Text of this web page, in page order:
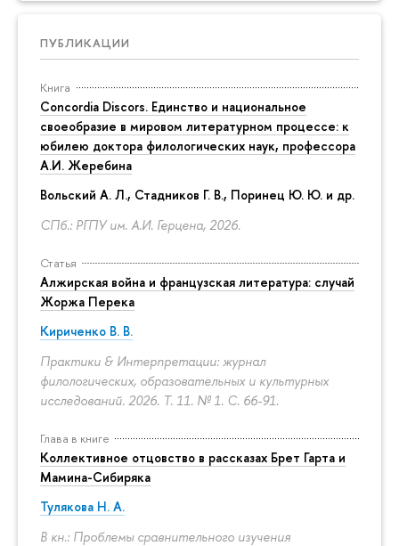
ПУБЛИКАЦИИ
Книга
Concordia Discors. Единство и национальное
своеобразие в мировом литературном процессе: к
юбилею доктора филологических наук, профессора
А.И. Жеребина
Вольский А. Л., Стадников Г. В., Поринец Ю. Ю. и др.
СПб.: РГПУ им. А.И. Герцена, 2026.
Статья
Алжирская война и французская литература: случай
Жоржа Перека
Кириченко В. В.
Практики & Интерпретации: журнал
филологических, образовательных и культурных
исследований. 2026. Т. 11. № 1. С. 66-91.
Глава в книге
Коллективное отцовство в рассказах Брет Гарта и
Мамина-Сибиряка
Тулякова Н. А.
В кн.: Проблемы сравнительного изучения